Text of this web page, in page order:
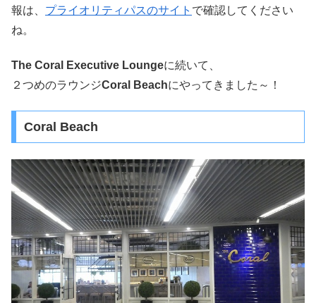
報は、 プライオリティパスのサイト で確認してください
ね。
The Coral Executive Loungeに続いて、
２つめのラウンジCoral Beachにやってきました～！
Coral Beach